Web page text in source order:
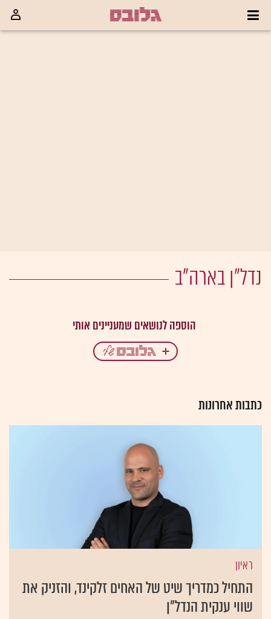
נדל"ן בארה"ב
כתבות אחרונות
ראיון
התחיל כמדריך שיט של האחים זלקינד, והזניק את
שווי ענקית הנדל"ן